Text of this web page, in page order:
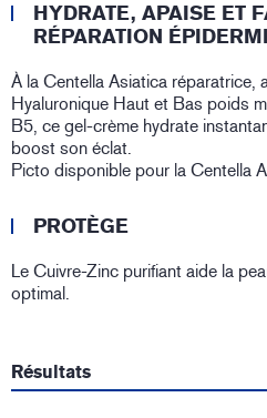
HYDRATE, APAISE ET
RÉPARATION
À la Centella Asiatica réparatrice,
Hyaluronique Haut et Bas poids
B5, ce gel-crème hydrate
boost son éclat.
Picto disponible pour la Centella
PROTÈGE
Le Cuivre-Zinc purifiant aide la
optimal.
Résultats